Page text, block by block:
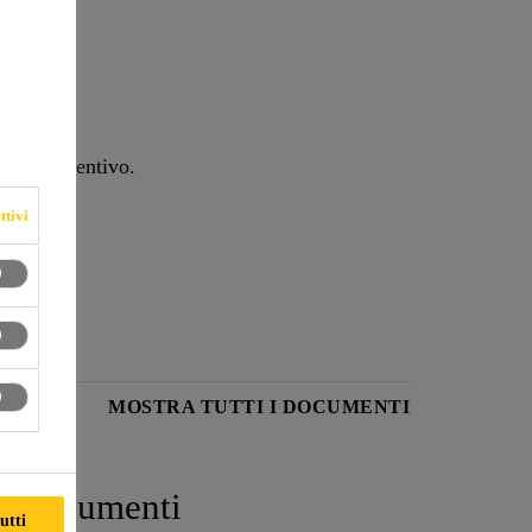
manutentivo.
MOSTRA TUTTI I DOCUMENTI
Documenti